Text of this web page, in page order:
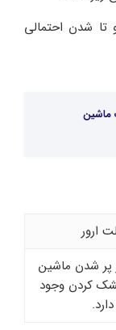
تا شدن احتمالی
ماشین
ارور
شدن ماشین
کردن وجود
دارد.